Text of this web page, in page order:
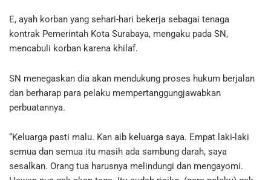
E, ayah korban yang sehari-hari bekerja sebagai tenaga
kontrak Pemerintah Kota Surabaya, mengaku pada SN,
mencabuli korban karena khilaf.
SN menegaskan dia akan mendukung proses hukum berjalan
dan berharap para pelaku mempertanggungjawabkan
perbuatannya.
“Keluarga pasti malu. Kan aib keluarga saya. Empat laki-laki
semua dan semua itu masih ada sambung darah, saya
sesalkan. Orang tua harusnya melindungi dan mengayomi.